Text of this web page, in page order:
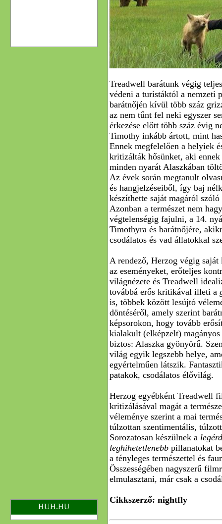
Treadwell barátunk végig
védeni a turistáktól a nemzeti
barátnőjén kívül több száz
az nem tűnt fel neki egyszer
érkezése előtt több száz évig
Timothy inkább ártott, mint
Ennek megfelelően a helyiek
kritizálták hősünket, aki
minden nyarát Alaszkában
Az évek során megtanult
és hangjelzéseiből, így baj
készíthette saját magáról
Azonban a természet nem
végtelenségig fajulni, a 14.
Timothyra és barátnőjére,
csodálatos és vad állatokkal
A rendező, Herzog végig
az eseményeket, erőteljes
világnézete és Treadwell
továbbá erős kritikával illeti a
is, többek között lesújtó
döntéséről, amely szerint
képsorokon, hogy tovább
kialakult (elképzelt)
biztos: Alaszka gyönyörű.
világ egyik legszebb helye,
egyértelműen látszik.
patakok, csodálatos élővilág.
Herzog egyébként Treadwell
kritizálásával magát a
véleménye szerint a mai
túlzottan szentimentális,
Sorozatosan készülnek a
leghihetetlenebb pillanatokat
a tényleges természettel és
Összességében nagyszerű
elmulasztani, már csak a
Cikkszerző: nightfly
HUH.HU